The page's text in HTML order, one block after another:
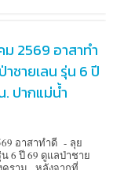
2569 อาสาทำ
ชายเลน รุ่น 6 ปี
ปากแม่น้ำ
อาสาทำดี - ลุย
6 ปี 69 ดูแลป่าชาย